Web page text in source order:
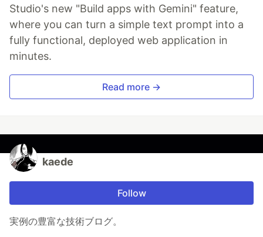
Studio's new "Build apps with Gemini" feature,
where you can turn a simple text prompt into a
fully functional, deployed web application in
minutes.
Read more →
kaede
Follow
実例の豊富な技術ブログ。